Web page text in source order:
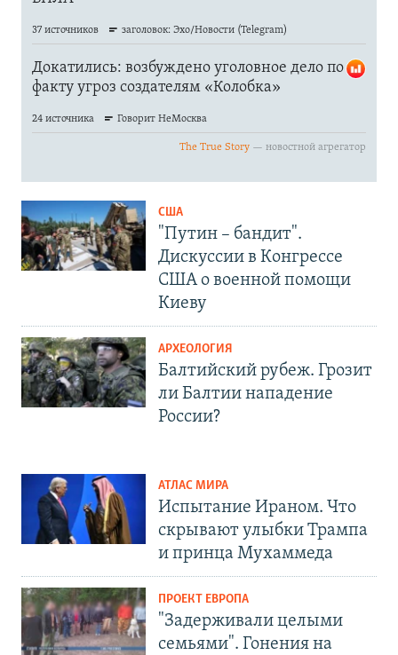
США
"Путин – бандит".
Дискуссии в Конгрессе
США о военной помощи
Киеву
АРХЕОЛОГИЯ
Балтийский рубеж. Грозит
ли Балтии нападение
России?
АТЛАС МИРА
Испытание Ираном. Что
скрывают улыбки Трампа
и принца Мухаммеда
ПРОЕКТ ЕВРОПА
"Задерживали целыми
семьями". Гонения на